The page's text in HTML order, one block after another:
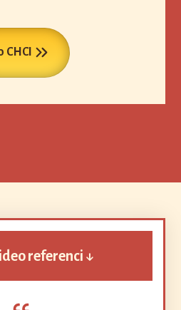
CHCI
referenci ↓